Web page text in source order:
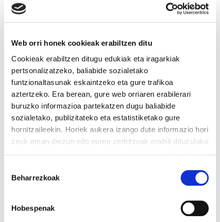
Web orri honek cookieak erabiltzen ditu
Cookieak erabiltzen ditugu edukiak eta iragarkiak
pertsonalizatzeko, baliabide sozialetako
funtzionaltasunak eskaintzeko eta gure trafikoa
aztertzeko. Era berean, gure web orriaren erabilerari
buruzko informazioa partekatzen dugu baliabide
sozialetako, publizitateko eta estatistiketako gure
hornitzaileekin. Horiek aukera izango dute informazio hori
zeuk eman diezun edo euren zerbitzuak erabili dituzulako
hautatzea
Beharrezkoak
Hobespenak
Neocolonialismo en nombre de la